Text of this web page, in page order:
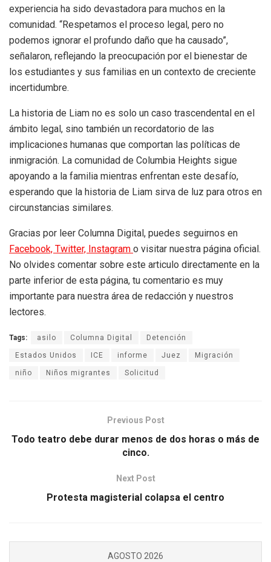
experiencia ha sido devastadora para muchos en la
comunidad. “Respetamos el proceso legal, pero no
podemos ignorar el profundo daño que ha causado”,
señalaron, reflejando la preocupación por el bienestar de
los estudiantes y sus familias en un contexto de creciente
incertidumbre.
La historia de Liam no es solo un caso trascendental en el
ámbito legal, sino también un recordatorio de las
implicaciones humanas que comportan las políticas de
inmigración. La comunidad de Columbia Heights sigue
apoyando a la familia mientras enfrentan este desafío,
esperando que la historia de Liam sirva de luz para otros en
circunstancias similares.
Gracias por leer Columna Digital, puedes seguirnos en
Facebook, Twitter, Instagram o visitar nuestra página oficial.
No olvides comentar sobre este articulo directamente en la
parte inferior de esta página, tu comentario es muy
importante para nuestra área de redacción y nuestros
lectores.
Tags: asilo Columna Digital Detención
Estados Unidos ICE informe Juez Migración
niño Niños migrantes Solicitud
Previous Post
Todo teatro debe durar menos de dos horas o más de
cinco.
Next Post
Protesta magisterial colapsa el centro
AGOSTO 2026